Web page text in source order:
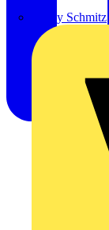
Hardy Schmitz